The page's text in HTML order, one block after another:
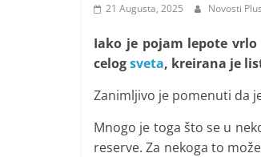
21 Augusta, 2025 Novosti Plus
Iako je pojam lepote
celogsveta, kreirana je
Zanimljivo je pomenuti da
Mnogo je toga što se u
reserve. Za nekoga to